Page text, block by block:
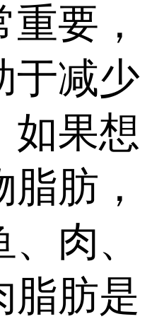
要，
于减少
如果想
肪，
肉、
脂肪是